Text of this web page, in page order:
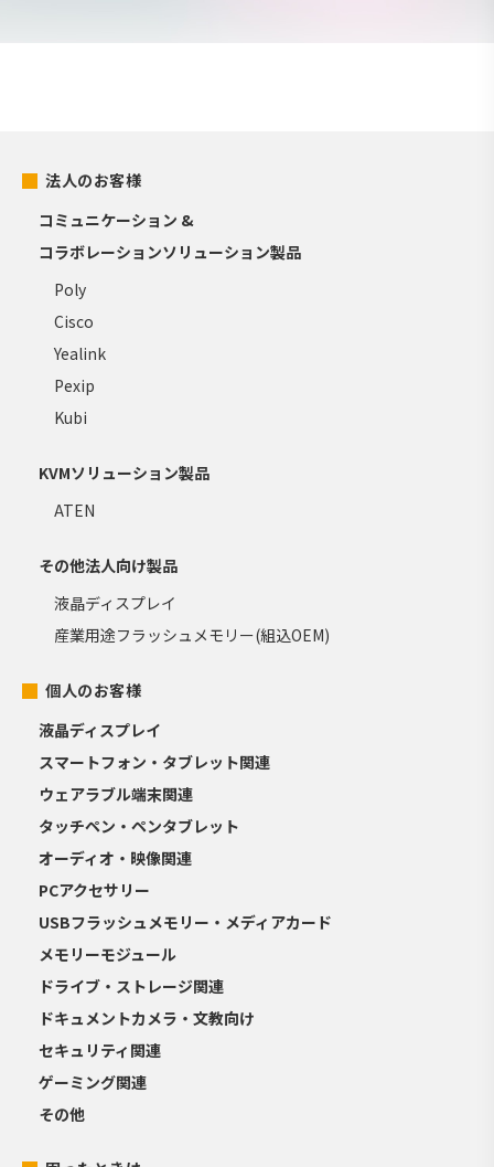
法人のお客様
コミュニケーション &
コラボレーションソリューション製品
Poly
Cisco
Yealink
Pexip
Kubi
KVMソリューション製品
ATEN
その他法人向け製品
液晶ディスプレイ
産業用途フラッシュメモリー(組込OEM)
個人のお客様
液晶ディスプレイ
スマートフォン・タブレット関連
ウェアラブル端末関連
タッチペン・ペンタブレット
オーディオ・映像関連
PCアクセサリー
USBフラッシュメモリー・メディアカード
メモリーモジュール
ドライブ・ストレージ関連
ドキュメントカメラ・文教向け
セキュリティ関連
ゲーミング関連
その他